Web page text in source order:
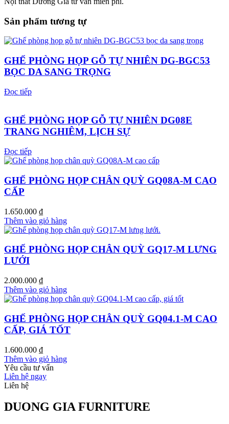
Sản phẩm tương tự
GHẾ PHÒNG HỌP GỖ TỰ NHIÊN DG-BGC53
BỌC DA SANG TRỌNG
Đọc tiếp
GHẾ PHÒNG HỌP GỖ TỰ NHIÊN DG08E
TRANG NGHIÊM, LỊCH SỰ
Đọc tiếp
GHẾ PHÒNG HỌP CHÂN QUỲ GQ08A-M CAO
CẤP
1.650.000 ₫
Thêm vào giỏ hàng
GHẾ PHÒNG HỌP CHÂN QUỲ GQ17-M LƯNG
LƯỚI
2.000.000 ₫
Thêm vào giỏ hàng
GHẾ PHÒNG HỌP CHÂN QUỲ GQ04.1-M CAO
CẤP, GIÁ TỐT
1.600.000 ₫
Thêm vào giỏ hàng
Yêu cầu tư vấn
Liên hệ ngay
Liên hệ
DUONG GIA FURNITURE